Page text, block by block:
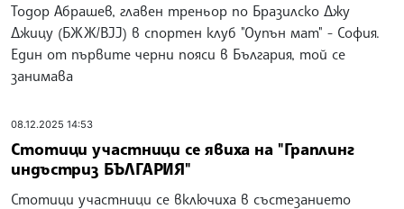
Тодор Абрашев, главен треньор по Бразилско Джу
Джицу (БЖЖ/BJJ) в спортен клуб "Оупън мат" - София.
Един от първите черни пояси в България, той се
занимава
08.12.2025 14:53
Стотици участници се явиха на "Граплинг
индъстриз БЪЛГАРИЯ"
Стотици участници се включиха в състезанието